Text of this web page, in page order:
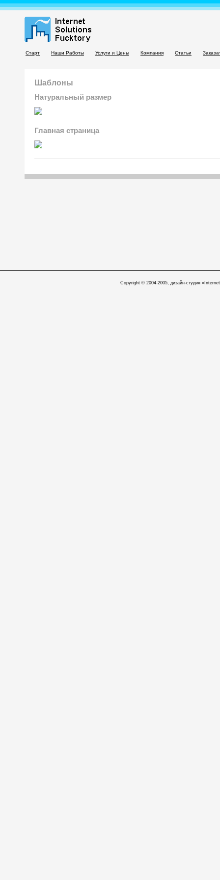
Старт Наши Работы Услуги и Цены Компания Статьи
Шаблоны
Натуральный размер
Главная страница
Copyright © 2004-2005, дизайн-студия